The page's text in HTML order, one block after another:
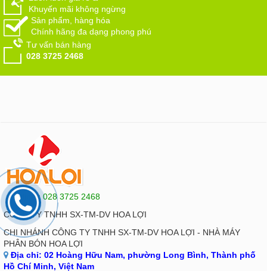
Khuyến mãi không ngừng
Sản phẩm, hàng hóa
Chính hãng đa dạng phong phú
Tư vấn bán hàng
028 3725 2468
Hotline : 028 3725 2468
CÔNG TY TNHH SX-TM-DV HOA LỢI
CHI NHÁNH CÔNG TY TNHH SX-TM-DV HOA LỢI - NHÀ MÁY
PHÂN BÓN HOA LỢI
Địa chỉ: 02 Hoàng Hữu Nam, phường Long Bình, Thành phố
Hồ Chí Minh, Việt Nam